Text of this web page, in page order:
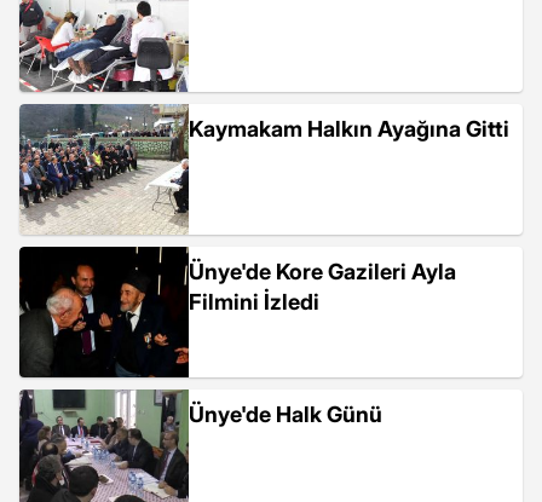
Kaymakam Halkın Ayağına Gitti
Ünye'de Kore Gazileri Ayla
Filmini İzledi
Ünye'de Halk Günü